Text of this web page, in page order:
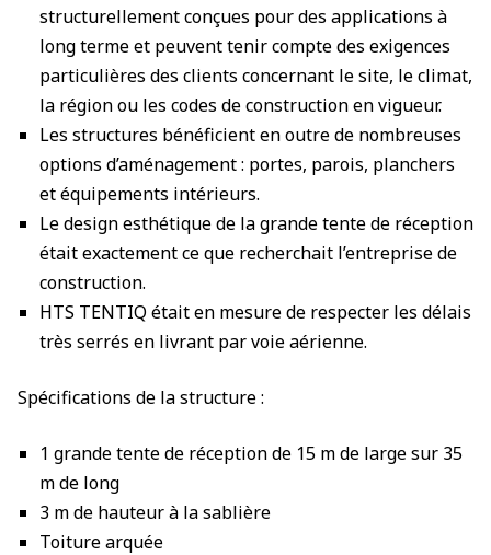
structurellement conçues pour des applications à
long terme et peuvent tenir compte des exigences
particulières des clients concernant le site, le climat,
la région ou les codes de construction en vigueur.
Les structures bénéficient en outre de nombreuses
options d’aménagement : portes, parois, planchers
et équipements intérieurs.
Le design esthétique de la grande tente de réception
était exactement ce que recherchait l’entreprise de
construction.
HTS TENTIQ était en mesure de respecter les délais
très serrés en livrant par voie aérienne.
Spécifications de la structure :
1 grande tente de réception de 15 m de large sur 35
m de long
3 m de hauteur à la sablière
Toiture arquée